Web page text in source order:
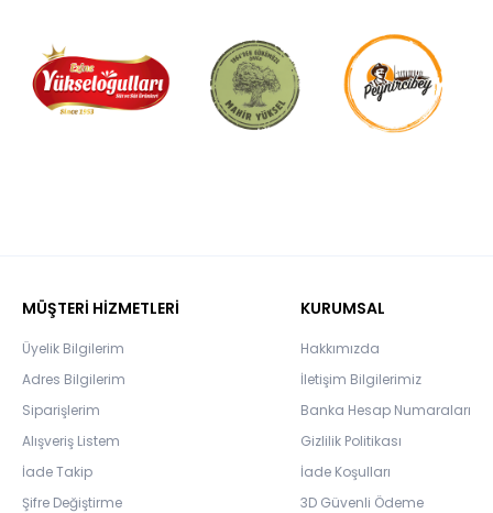
MÜŞTERİ HİZMETLERİ
Üyelik Bilgilerim
Adres Bilgilerim
Siparişlerim
Alışveriş Listem
İade Takip
Şifre Değiştirme
KURUMSAL
Hakkımızda
İletişim Bilgilerimiz
Banka Hesap Numaraları
Gizlilik Politikası
İade Koşulları
3D Güvenli Ödeme